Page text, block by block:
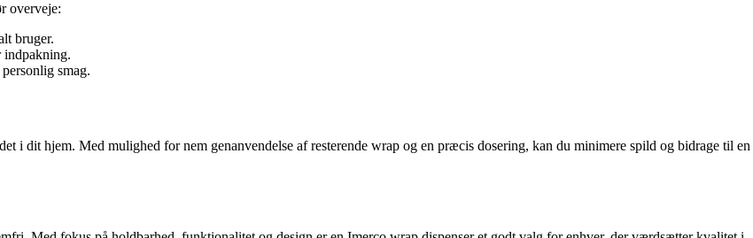
overveje:
bruger.
indpakning.
smag.
i dit hjem. Med mulighed for nem genanvendelse af resterende wrap og en præcis dosering, kan du minimere spild og bidrage til en